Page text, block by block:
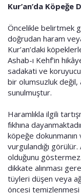
Kur’an’da Köpeğe
Öncelikle belirtmek
doğrudan haram
Kur’an’daki
Ashab-ı Kehf’in
sadakati ve
bir olumsuzluk
sunulmuştur.
Haramlıkla ilgili
fıkhına
köpeğe dokunmanın
vurgulandığı
olduğunu
dikkate alınması
tüyleri düşen veya
öncesi